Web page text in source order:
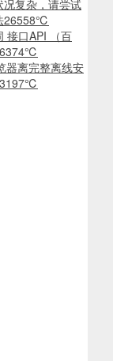
复杂，请尝试
26558℃
接口API （百
器离完整离线安